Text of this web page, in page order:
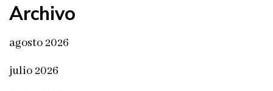
Archivo
agosto 2026
julio 2026